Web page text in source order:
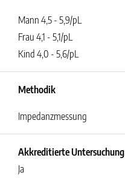
Mann 4,5 - 5,9/pL
Frau 4,1 - 5,1/pL
Kind 4,0 - 5,6/pL
Methodik
Impedanzmessung
Akkreditierte Untersuchung
Ja